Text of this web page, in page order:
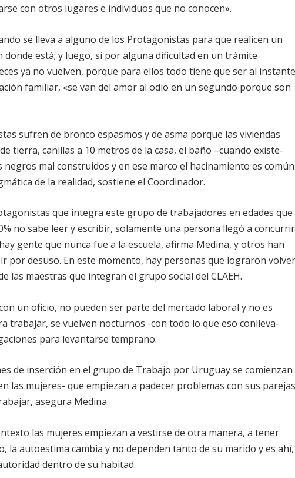
con otros lugares e individuos que no conocen».
se lleva a alguno de los Protagonistas para que realicen un
donde está; y luego, si por alguna dificultad en un trámite
ya no vuelven, porque para ellos todo tiene que ser al
familiar, «se van del amor al odio en un segundo porque son
sufren de bronco espasmos y de asma porque las viviendas
tierra, canillas a 10 metros de la casa, el baño –cuando existe-
mal construidos y en ese marco el hacinamiento es común
de la realidad, sostiene el Coordinador.
que integra este grupo de trabajadores en edades que
no sabe leeryescribir, solamente una persona llegó a concurrir
gente que nunca fue a la escuela, afirma Medina, y otros han
por desuso. En este momento, hay personas que lograron
las maestras que integran el grupo social del CLAEH.
unoficio, no pueden ser parte del mercado laboral y no es
trabajar, se vuelven nocturnos -con todo lo que eso conlleva-
para levantarse temprano.
de inserción en el grupo de Trabajo por Uruguay se comienzan
las mujeres- que empiezan a padecer problemas con sus
asegura Medina.
las mujeres empiezan a vestirse de otra manera, a tener
la autoestima cambia y no dependen tanto de su marido y es ahí,
dentro de su habitad.